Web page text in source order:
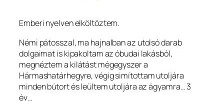
Emberi nyelven elköltöztem.
Némi pátosszal, ma hajnalban az utolsó darab
dolgaimat is kipakoltam az óbudai lakásból,
megnéztem a kilátást mégegyszer a
Hármashatárhegyre, végig simítottam utoljára
minden bútort és leültem utoljára az ágyamra… 3
év…